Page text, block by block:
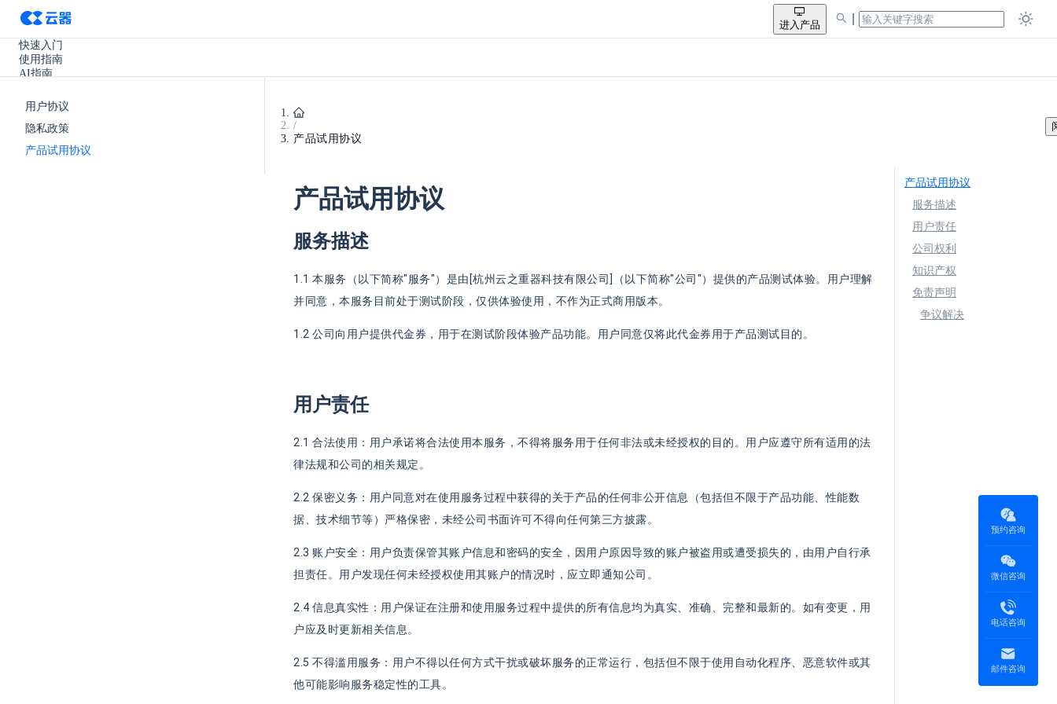
进入产品
快速入门
使用指南
AI指南
开发手册
使用场景
产品更新
其它
用户协议
隐私政策
产品试用协议
/
产品试用协议
产品试用协议
服务描述
1.1 本服务（以下简称"服务"）是由[杭州云之重器科技有限公司]（以下简称"公司"）提供的产品测试体验。用户理解
并同意，本服务目前处于测试阶段，仅供体验使用，不作为正式商用版本。
1.2 公司向用户提供代金券，用于在测试阶段体验产品功能。用户同意仅将此代金券用于产品测试目的。
用户责任
2.1 合法使用：用户承诺将合法使用本服务，不得将服务用于任何非法或未经授权的目的。用户应遵守所有适用的法
律法规和公司的相关规定。
2.2 保密义务：用户同意对在使用服务过程中获得的关于产品的任何非公开信息（包括但不限于产品功能、性能数
据、技术细节等）严格保密，未经公司书面许可不得向任何第三方披露。
2.3 账户安全：用户负责保管其账户信息和密码的安全，因用户原因导致的账户被盗用或遭受损失的，由用户自行承
担责任。用户发现任何未经授权使用其账户的情况时，应立即通知公司。
2.4 信息真实性：用户保证在注册和使用服务过程中提供的所有信息均为真实、准确、完整和最新的。如有变更，用
户应及时更新相关信息。
2.5 不得滥用服务：用户不得以任何方式干扰或破坏服务的正常运行，包括但不限于使用自动化程序、恶意软件或其
他可能影响服务稳定性的工具。
产品试用协议
服务描述
用户责任
公司权利
知识产权
免责声明
争议解决
预约咨询
微信咨询
电话咨询
邮件咨询